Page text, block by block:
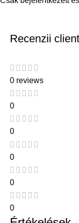
Recenzii
0 reviews
0
0
0
0
0